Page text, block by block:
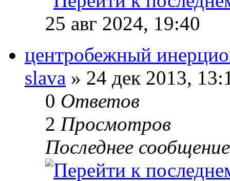
25 авг 2024, 19:40
центробежный
slava » 24 дек 2013,
0 Ответов
2 Просмотров
Последнее